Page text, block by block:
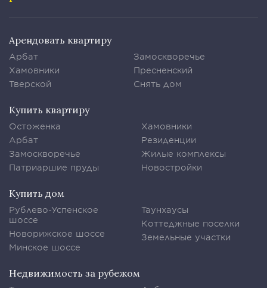
Арендовать квартиру
Арбат
Хамовники
Тверской
Замоскворечье
Пресненский
Снять дом
Купить квартиру
Остоженка
Арбат
Замоскворечье
Патриаршие пруды
Хамовники
Резиденции
Жилые комплексы
Новостройки
Купить дом
Рублево-Успенское
шоссе
Новорижское шоссе
Минское шоссе
Таунхаусы
Коттеджные поселки
Земельные участки
Недвижимость за рубежом